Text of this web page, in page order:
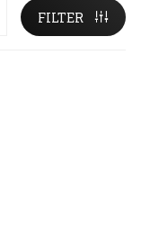
FILTER